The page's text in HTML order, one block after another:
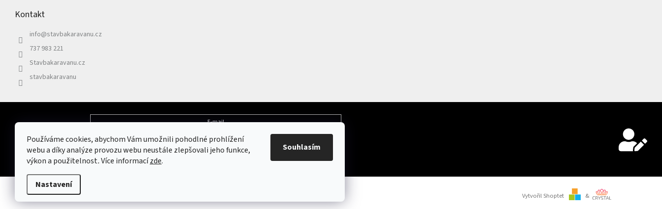
Používáme cookies, abychom Vám umožnili pohodlné prohlížení
webu a díky analýze provozu webu neustále zlepšovali jeho funkce,
výkon a použitelnost.Více informacízde.
Nastavení
Souhlasím
Kontakt
info@stavbakaravanu.cz
737 983 221
Stavbakaravanu.cz
stavbakaravanu
Odebírat newsletter E-mail
Vložením e-mailu souhlasíte spodmínkami ochrany osobních údajů
Vytvořil Shoptet &
Copyright 2026